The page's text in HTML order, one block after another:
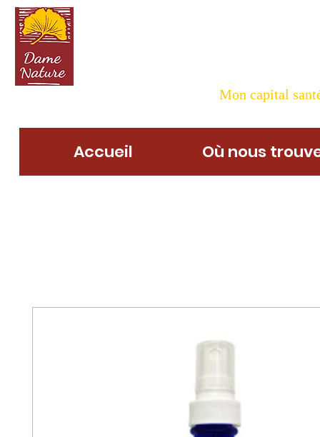
Mon capital
Accueil Où nous